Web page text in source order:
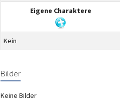
Eigene Charaktere
Kein
Bilder
Keine Bilder